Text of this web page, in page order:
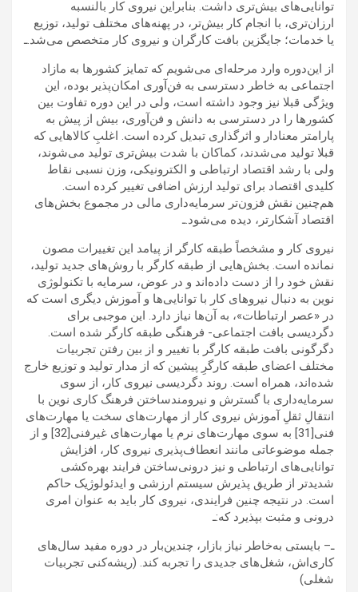
توانایی‌های بیش‌تری داشت. بنابراین نیروی کار بالنسبه
ارزان‌تری، با انجام کار بیش‌تر، در پهنه‌های مختلف تولید، توزیع
یا خدمات؛ جایگزین بافت کارگران و نیروی کار متخصص می‌شد.ـ
از این‌دوره وارد مرحله‌ای می‌شویم که تمایز کشورها به مازاد
اجتماعی به خاطر دسترسی به فن‌آوری امکان‌پذیر بوده، این
ویژگی قبلا نیز وجود داشته است، ولی در این دوره تفاوت بین
کشورها را در دسترسی به دانش و فن‌آوری، بیش از پیش به
پارامتر معنادار و اثرگذاری تبدیل کرده است. اغلبِ کالاهایی که
قبلا تولید می‌شدند، کماکان با شدت بیش‌تری تولید می‌شوند،
ولی با رشد اقتصاد ارتباطی و الکترونیکی، وزن نسبی نقاط
کلیدی اقتصاد برای تولید ارزش اضافی تغییر کرده است.
هم‌چنین نقش فزون‌تر سرمایه‌داری مالی در مجموع بخش‌های
اقتصاد آشکارتر، دیده می‌شود.ـ
نیروی کار و مشخصاً طبقه کارگر از پیامد این تغییرات مصون
نمانده است. بخش‌هایی از طبقه کارگر با روش‌های جدید تولید،
نقش خود را از دست داده‌اند و در عوض، سرمایه با تکنولوژی
نوین به دنبال نیروهای کار با توانایی‌ها و آموزش دیگری است که
در «عصر ارتباطات»، به آن‌ها نیاز دارد. این موجبی برای
دگردیسی بافت اجتماعی- فرهنگی طبقه کارگر شده است.
دگرگونی بافت طبقه کارگر با تغییر و از بین رفتن تجربیات
مختلف اعضای طبقه کارگرِ پیشین که از مدار تولید و توزیع خارج
شده‌اند، همراه است. روند دگردیسی نیروی کار، از سوی
سرمایه‌داری با گسترش و نیرومندساختن فرهنگ کاری نوین با
انتقالِ ثقلِ آموزش نیروی کار از مهارت‌های سخت یا مهارت‌های
فنی[31] به سوی مهارت‌های نرم یا مهارت‌های غیرفنی[32] و از
جمله موضوعاتی مانند انعطاف‌پذیری نیروی کار، افزایش
توانایی‌های ارتباطی و نیز درونی‌ساختن فرایند بهره‌کشی
شدیدتر از طریق پذیرش سیستم ارزشی و ایدئولوژیک حاکم
است. در نتیجه چنین فرایندی، نیروی کار باید به عنوان امری
درونی و مثبت بپذیرد که:ـ
ـ– بایستی به‌خاطر نیاز بازار، چندین‌بار در دوره مفید سال‌های
کاری‌اش، شغل‌های جدیدی را تجربه کند. (ریشه‌کنی تجربیات
شغلی)